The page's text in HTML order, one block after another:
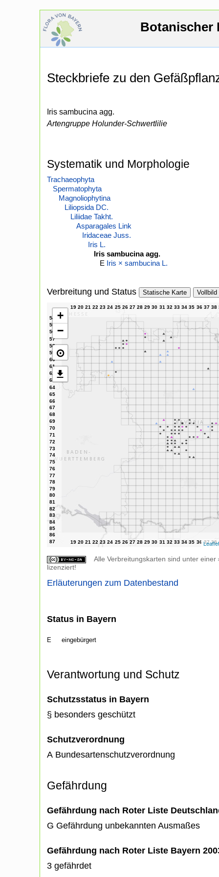
Botanischer
Steckbriefe zu den
Iris sambucina agg.
Artengruppe Holunder-Schwertlilie
Systematik und Morphologie
Trachaeophyta
Spermatophyta
Magnoliophytina
Liliopsida DC.
Liliidae Takht.
Asparagales Link
Iridaceae Juss.
Iris L.
Iris sambucina agg.
E Iris × sambucina L.
Verbreitung und Status Statische Karte Vollbild
+
−
⊙
Leaflet
Alle Verbreitungskarten sind unter einer
lizenziert!
Erläuterungen zum Datenbestand
Status in Bayern
E eingebürgert
Verantwortung und Schutz
Schutzsstatus in Bayern
§ besonders geschützt
Schutzverordnung
A Bundesartenschutzverordnung
Gefährdung
Gefährdung nach Roter Liste
G Gefährdung unbekannten Ausmaßes
Gefährdung nach Roter Liste Bayern
3 gefährdet